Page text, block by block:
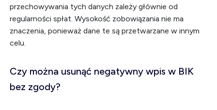
przechowywania tych danych zależy głównie od
regularności spłat. Wysokość zobowiązania nie ma
znaczenia, ponieważ dane te są przetwarzane w innym
celu.
Czy można usunąć negatywny wpis w BIK
bez zgody?